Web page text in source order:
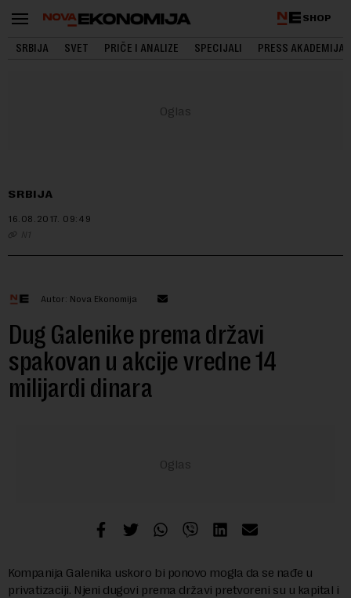
SHOP
SRBIJA SVET PRIČE I ANALIZE SPECIJALI PRESS AKADEMIJA
SRBIJA
16.08.2017. 09:49
N1
Autor: Nova Ekonomija
Dug Galenike prema državi
spakovan u akcije vredne 14
milijardi dinara
Kompanija Galenika uskoro bi ponovo mogla da se nađe u
privatizaciji. Njeni dugovi prema državi pretvoreni su u kapital i